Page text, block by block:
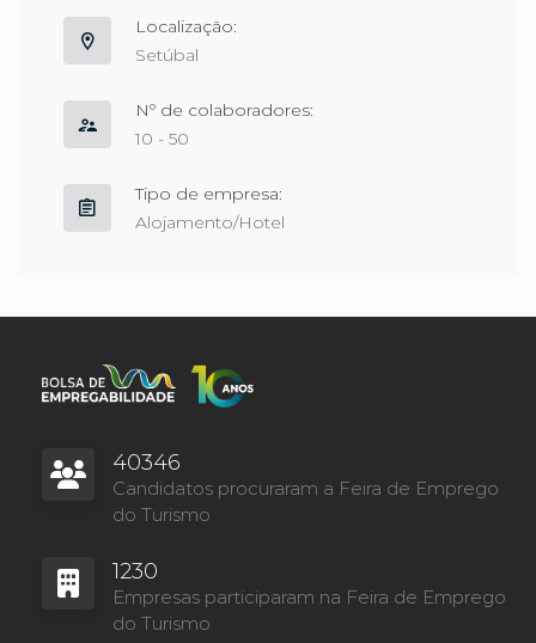
Localização:
Setúbal
Nº de colaboradores:
10 - 50
Tipo de empresa:
Alojamento/Hotel
40346
Candidatos procuraram a Feira de Emprego
do Turismo
1230
Empresas participaram na Feira de Emprego
do Turismo